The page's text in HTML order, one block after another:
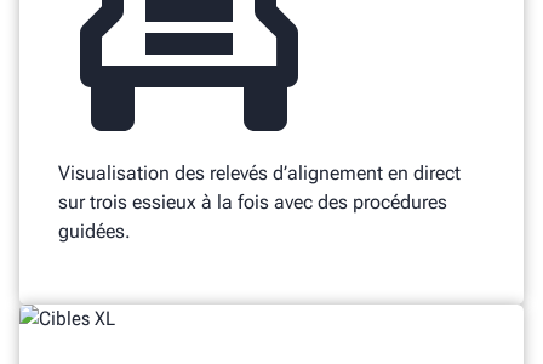
Visualisation des relevés d’alignement en direct
sur trois essieux à la fois avec des procédures
guidées.